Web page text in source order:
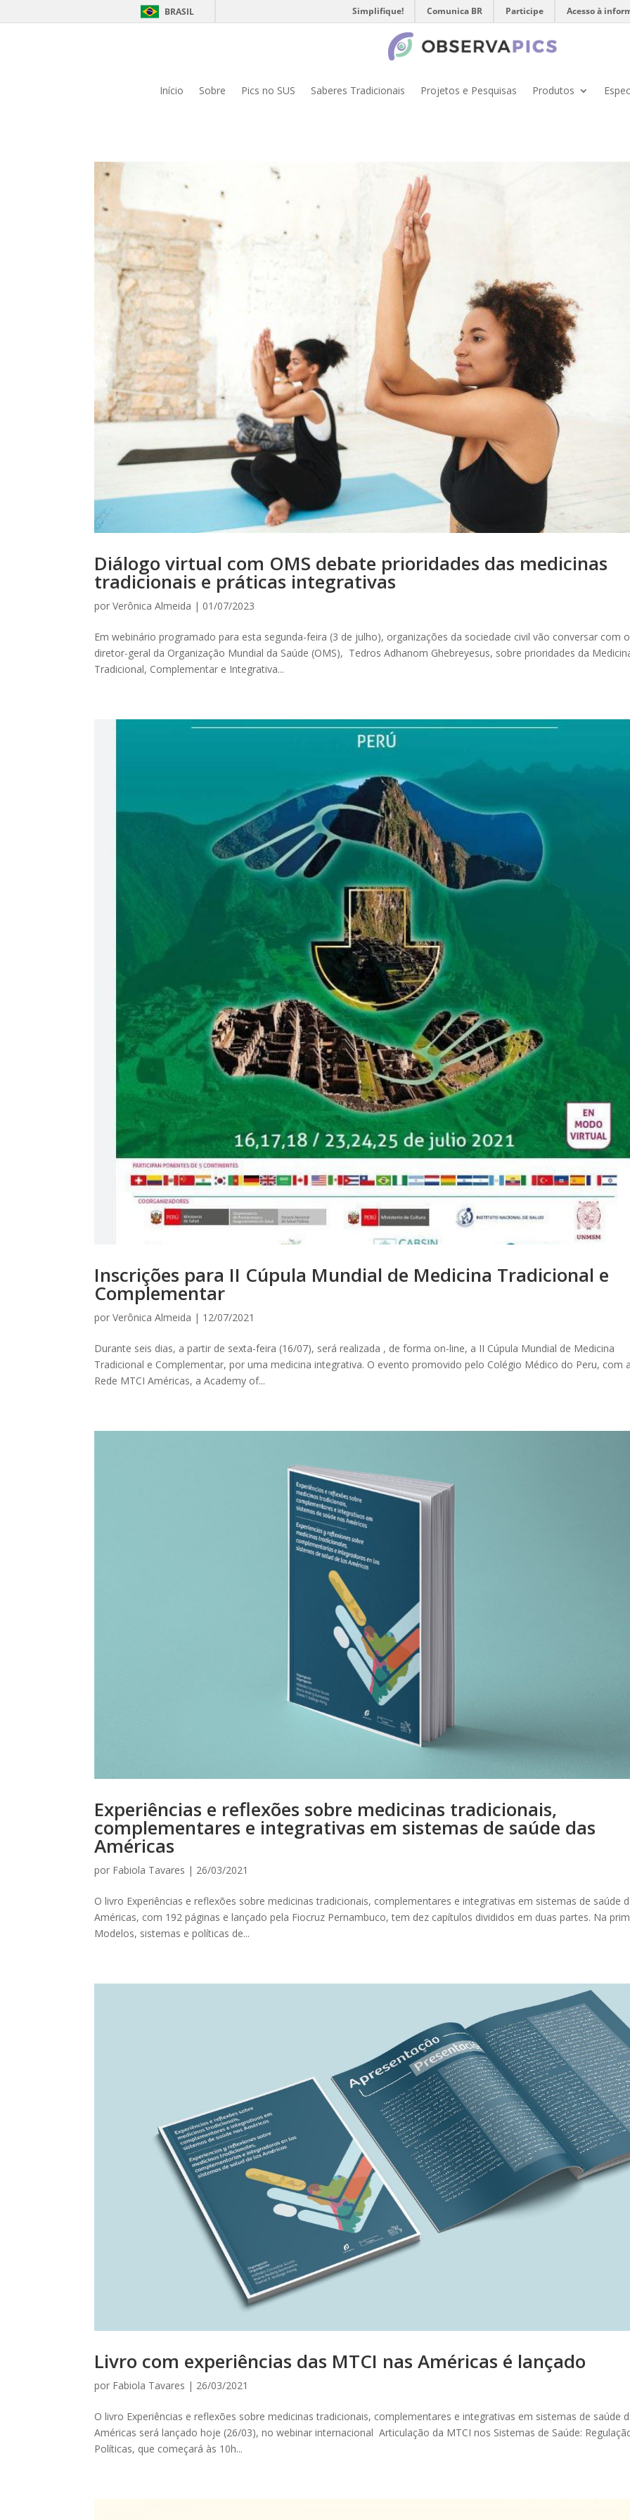
BRASIL Simplifique! Comunica BR Participe Acesso à
Início Sobre Pics no SUS Saberes Tradicionais Projetos e Pesquisas Produtos
Diálogo virtual com OMS debate prioridades das medicinas
tradicionais e práticas integrativas
porVerônica Almeida | 01/07/2023
Em webinário programado para esta segunda-feira (3 de julho), organizações da sociedade civil vão conversar com o
diretor-geral da Organização Mundial da Saúde (OMS), Tedros Adhanom Ghebreyesus, sobre prioridades da
Tradicional, Complementar e Integrativa...
Inscrições para II Cúpula Mundial de Medicina Tradicional e
Complementar
porVerônica Almeida | 12/07/2021
Durante seis dias, a partir de sexta-feira (16/07), será realizada , de forma on-line, a II Cúpula Mundial de Medicina
Tradicional e Complementar, por uma medicina integrativa. O evento promovido pelo Colégio Médico do Peru, com
Rede MTCI Américas, a Academy of...
Experiências e reflexões sobre medicinas tradicionais,
complementares e integrativas em sistemas de saúde das
Américas
por Fabiola Tavares | 26/03/2021
O livro Experiências e reflexões sobre medicinas tradicionais, complementares e integrativas em sistemas de saúde
Américas, com 192 páginas e lançado pela Fiocruz Pernambuco, tem dez capítulos divididos em duas partes. Na
Modelos, sistemas e políticas de...
Livro com experiências das MTCI nas Américas é lançado
por Fabiola Tavares | 26/03/2021
O livro Experiências e reflexões sobre medicinas tradicionais, complementares e integrativas em sistemas de saúde
Américas será lançado hoje (26/03), no webinar internacional Articulação da MTCI nos Sistemas de Saúde:
Políticas, que começará às 10h...